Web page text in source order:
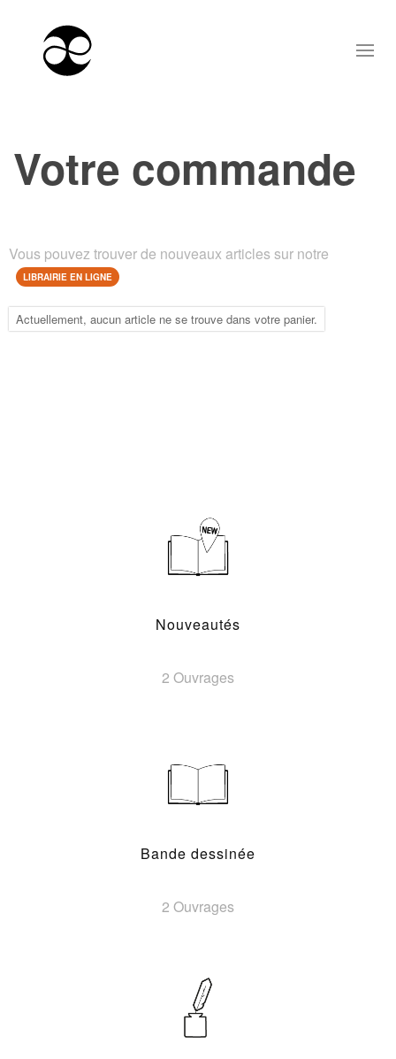
Votre commande
Vous pouvez trouver de nouveaux articles sur notre
LIBRAIRIE EN LIGNE
Actuellement, aucun article ne se trouve dans votre panier.
Nouveautés
2 Ouvrages
Bande dessinée
2 Ouvrages